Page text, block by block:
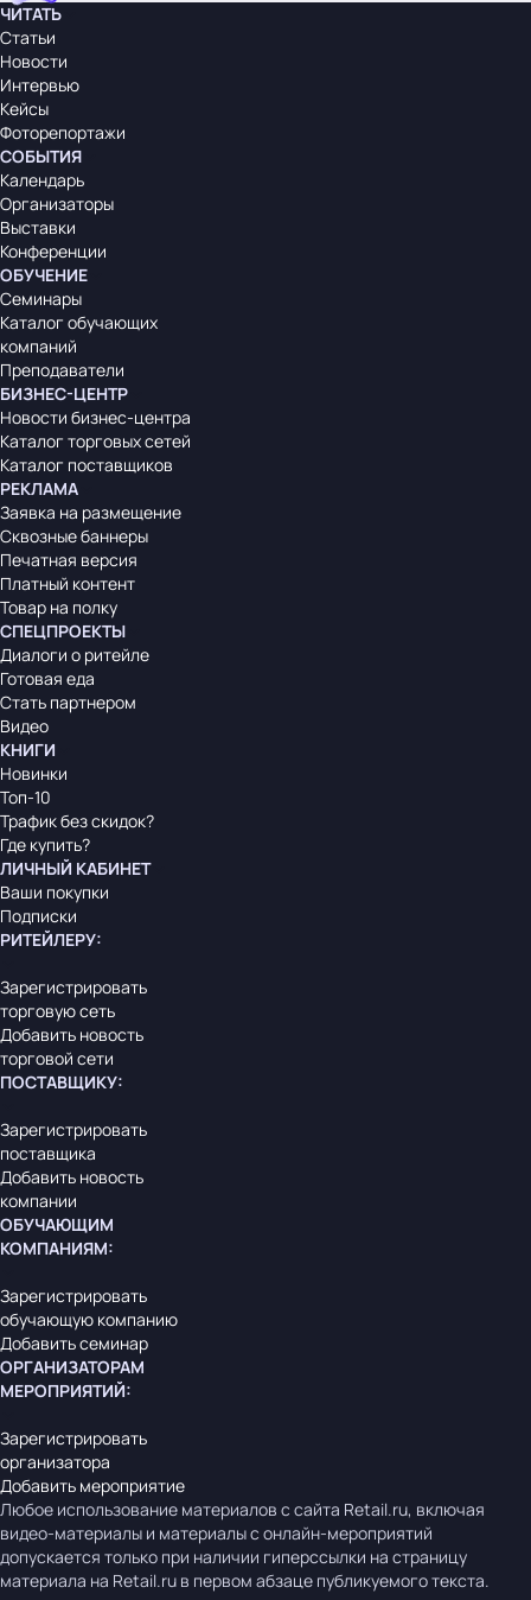
ЧИТАТЬ
Статьи
Новости
Интервью
Кейсы
Фоторепортажи
СОБЫТИЯ
Календарь
Организаторы
Выставки
Конференции
ОБУЧЕНИЕ
Семинары
Каталог обучающих
компаний
Преподаватели
БИЗНЕС-ЦЕНТР
Новости бизнес-центра
Каталог торговых сетей
Каталог поставщиков
РЕКЛАМА
Заявка на размещение
Сквозные баннеры
Печатная версия
Платный контент
Товар на полку
СПЕЦПРОЕКТЫ
Диалоги о ритейле
Готовая еда
Стать партнером
Видео
КНИГИ
Новинки
Топ-10
Трафик без скидок?
Где купить?
ЛИЧНЫЙ КАБИНЕТ
Ваши покупки
Подписки
РИТЕЙЛЕРУ:
Зарегистрировать
торговую сеть
Добавить новость
торговой сети
ПОСТАВЩИКУ:
Зарегистрировать
поставщика
Добавить новость
компании
ОБУЧАЮЩИМ
КОМПАНИЯМ:
Зарегистрировать
обучающую компанию
Добавить семинар
ОРГАНИЗАТОРАМ
МЕРОПРИЯТИЙ:
Зарегистрировать
организатора
Добавить мероприятие
Любое использование материалов с сайта Retail.ru, включая
видео-материалы и материалы с онлайн-мероприятий
допускается только при наличии гиперссылки на страницу
материала на Retail.ru в первом абзаце публикуемого текста.